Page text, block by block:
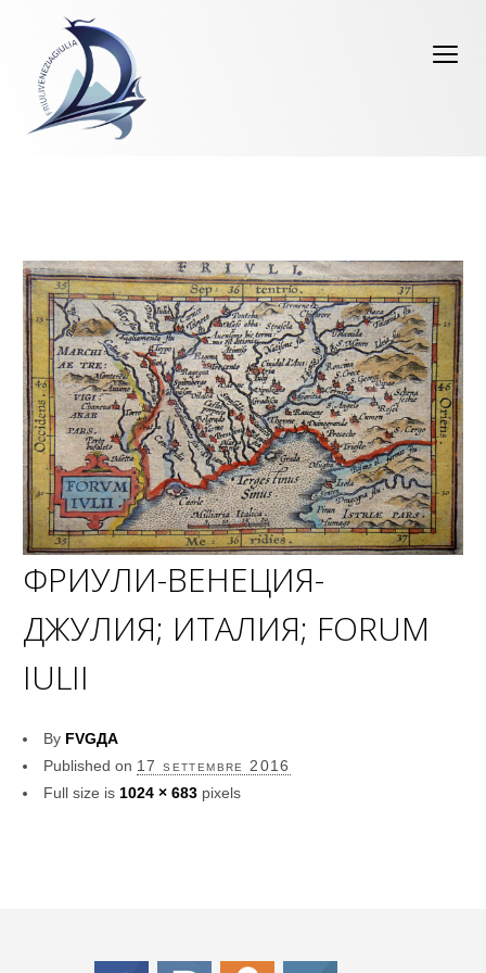
ФРИУЛИ-ВЕНЕЦИЯ-
ДЖУЛИЯ; ИТАЛИЯ; FORUM
IULII
By FVGДА
Published on 17 settembre 2016
Full size is 1024 × 683 pixels